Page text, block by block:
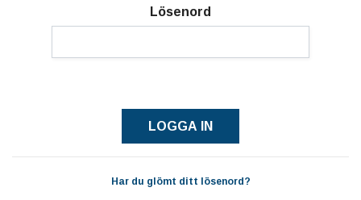
Lösenord
Har du glömt ditt lösenord?